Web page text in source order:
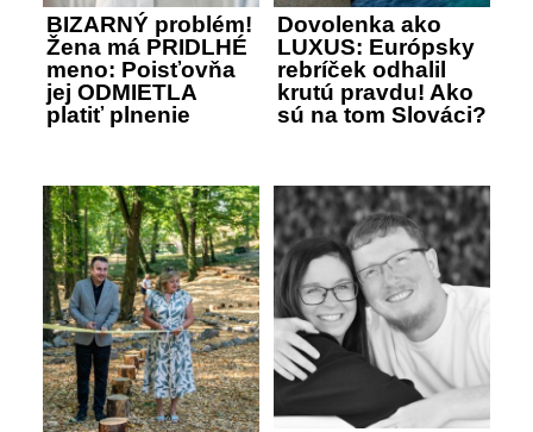
BIZARNÝ problém!
Žena má PRIDLHÉ
meno: Poisťovňa
jej ODMIETLA
platiť plnenie
Dovolenka ako
LUXUS: Európsky
rebríček odhalil
krutú pravdu! Ako
sú na tom Slováci?